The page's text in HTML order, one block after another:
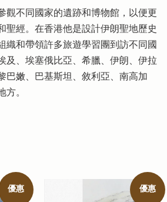
觀不同國家的遺跡和博物館，以便更
聖經。在香港他是設計伊朗聖地歷史
織和帶領許多旅遊學習團到訪不同國
及、埃塞俄比亞、希臘、伊朗、伊拉
巴嫩、巴基斯坦、敘利亞、南高加
方。
優惠 優惠